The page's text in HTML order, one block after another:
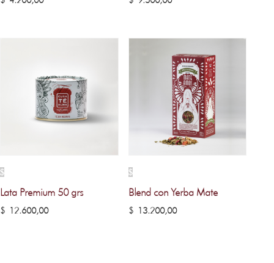
Lata Premium 50 grs
$ 12.600,00
Blend con Yerba Mate
$13.200,00